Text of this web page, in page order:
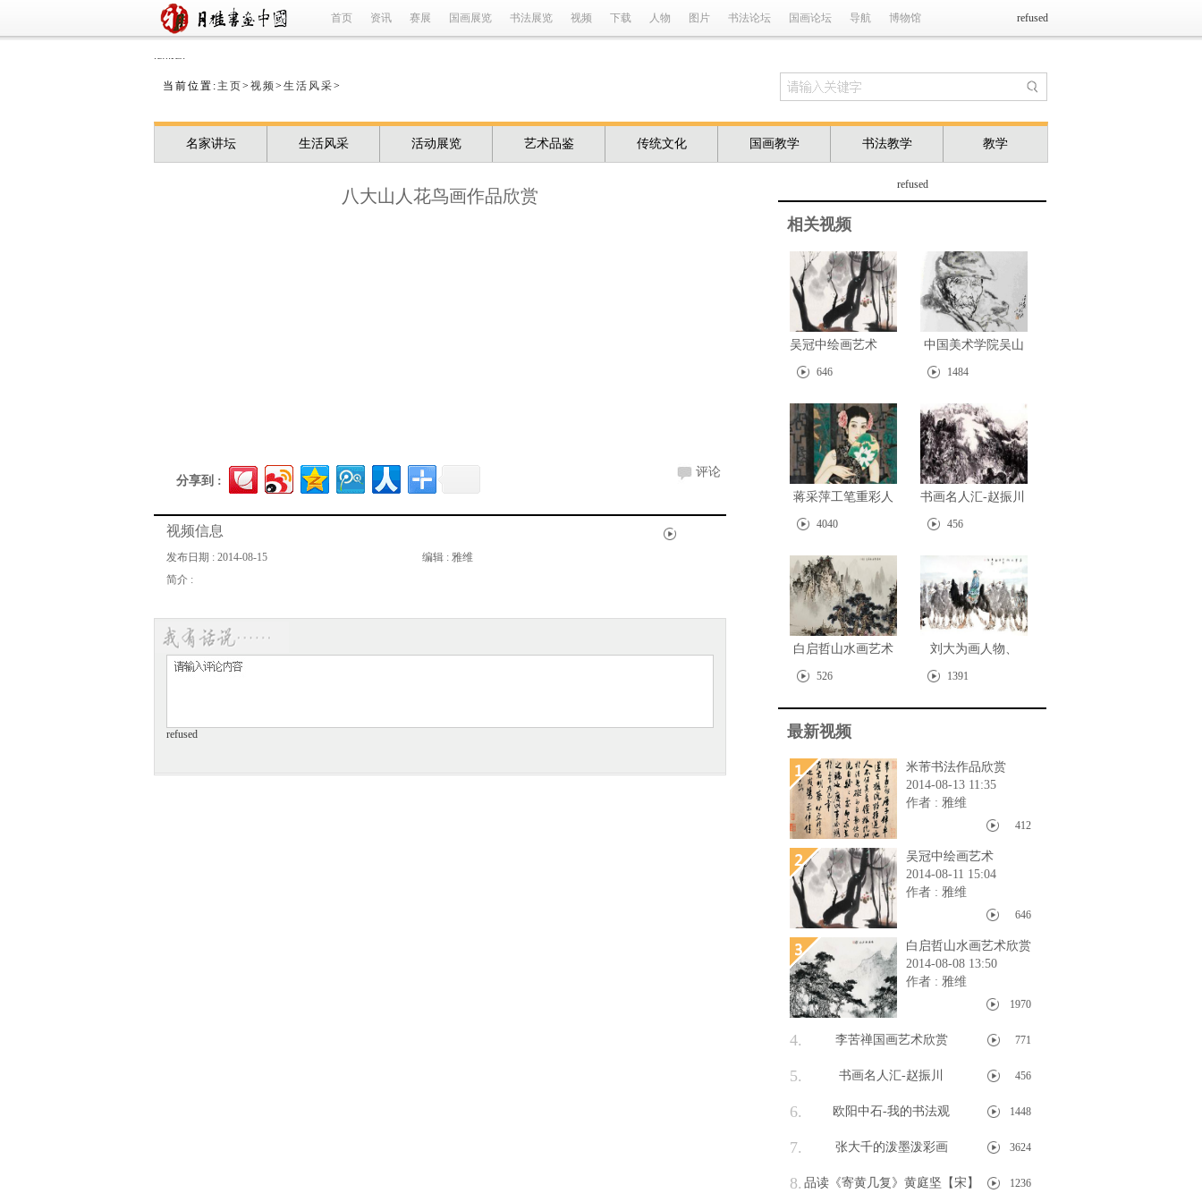
首页 资讯 赛展 国画展览 书法展览 视频 下载 人物 图片 书法论坛 国画论坛 导航 博物馆 refused
refused
当前位置: 主页> 视频> 生活风采>
名家讲坛 生活风采 活动展览 艺术品鉴 传统文化 国画教学 书法教学 教学
八大山人花鸟画作品欣赏
分享到 :
评论
视频信息
发布日期 : 2014-08-15
编辑 : 雅维
简介 :
refused
refused
相关视频
吴冠中绘画艺术
646
中国美术学院吴山
明教授主讲:写意人
1484
蒋采萍工笔重彩人
物
4040
书画名人汇-赵振川
456
白启哲山水画艺术
欣赏
526
刘大为画人物、
马、骆驼技法
1391
最新视频
米芾书法作品欣赏
2014-08-13 11:35
作者 : 雅维
412
吴冠中绘画艺术
2014-08-11 15:04
作者 : 雅维
646
白启哲山水画艺术欣赏
2014-08-08 13:50
作者 : 雅维
1970
4. 李苦禅国画艺术欣赏 771
5. 书画名人汇-赵振川 456
6. 欧阳中石-我的书法观 1448
7. 张大千的泼墨泼彩画 3624
8. 品读《寄黄几复》黄庭坚【宋】 1236